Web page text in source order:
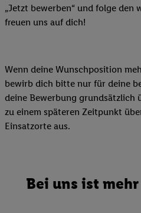
„Jetzt bewerben“ und folge den
freuen uns auf dich!
Wenn deine Wunschposition
bewirb dich bitte nur für deine
deine Bewerbung grundsätzlich
zu einem späteren Zeitpunkt
Einsatzorte aus.
Bei uns ist